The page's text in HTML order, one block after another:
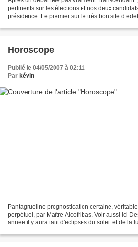
pertinents sur les élections et nos deux
présidence. Le premier sur le très bon site d
Horoscope
Publié le 04/05/2007 à 02:11
Par kévin
Pantagrueline prognostication certaine,
perpétuel, par Maître Alcofribas. Voir aussi ici
année il y aura tant d'éclipses du soleil et de la